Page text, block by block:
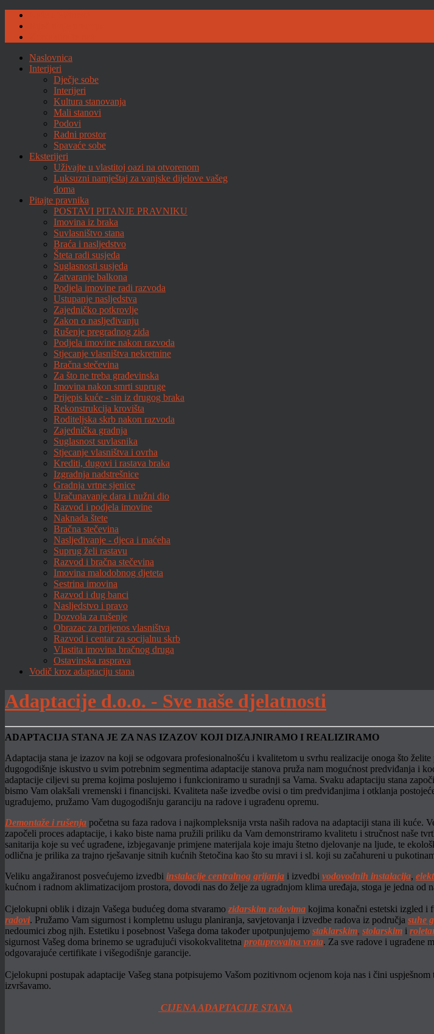
Naslovnica
Interijeri
Dječje sobe
Interijeri
Kultura stanovanja
Mali stanovi
Podovi
Radni prostor
Spavaće sobe
Eksterijeri
Uživajte u vlastitoj oazi na otvorenom
Luksuzni namještaj za vanjske dijelove vašeg
doma
Pitajte pravnika
POSTAVI PITANJE PRAVNIKU
Imovina iz braka
Suvlasništvo stana
Braća i nasljedstvo
Šteta radi susjeda
Suglasnosti susjeda
Zatvaranje balkona
Podjela imovine radi razvoda
Ustupanje nasljedstva
Zajedničko potkrovlje
Zakon o nasljeđivanju
Rušenje pregradnog zida
Podjela imovine nakon razvoda
Stjecanje vlasništva nekretnine
Bračna stečevina
Za što ne treba građevinska
Imovina nakon smrti supruge
Prijepis kuće - sin iz drugog braka
Rekonstrukcija krovišta
Roditeljska skrb nakon razvoda
Zajednička gradnja
Suglasnost suvlasnika
Stjecanje vlasništva i ovrha
Krediti, dugovi i rastava braka
Izgradnja nadstrešnice
Gradnja vrtne sjenice
Uračunavanje dara i nužni dio
Razvod i podjela imovine
Naknada štete
Bračna stečevina
Nasljeđivanje - djeca i maćeha
Suprug želi rastavu
Razvod i bračna stečevina
Imovina malodobnog djeteta
Sestrina imovina
Razvod i dug banci
Nasljedstvo i pravo
Dozvola za rušenje
Obrazac za prijenos vlasništva
Razvod i centar za socijalnu skrb
Vlastita imovina bračnog druga
Ostavinska rasprava
Vodič kroz adaptaciju stana
Adaptacije d.o.o. - Sve naše djelatnosti
ADAPTACIJA STANA JE ZA NAS IZAZOV KOJI DIZAJNIRAMO I REALIZIRAMO
Adaptacija stana je izazov na koji se odgovara profesionalnošću i kvalitetom u svrhu realizacije onoga što
dugogodišnje iskustvo u svim potrebnim segmentima adaptacije stanova pruža nam mogućnost predviđanja
adaptacije ciljevi su prema kojima poslujemo i funkcioniramo u suradnji sa Vama. Svaku adaptaciju stana
bismo Vam olakšali vremenski i financijski. Kvaliteta naše izvedbe ovisi o tim predviđanjima i otklanja
ugrađujemo, pružamo Vam dugogodišnju garanciju na radove i ugrađenu opremu.
Demontaže i rušenja početna su faza radova i najkompleksnija vrsta naših radova na adaptaciji stana ili
započeli proces adaptacije, i kako biste nama pružili priliku da Vam demonstriramo kvalitetu i stručnost naše
sanitarija koje su već ugrađene, izbjegavanje primjene materijala koje imaju štetno djelovanje na ljude, te
odlična je prilika za trajno rješavanje sitnih kućnih štetočina kao što su mravi i sl. koji su začahureni u
Veliku angažiranost posvećujemo izvedbi instalacije centralnog grijanja i izvedbi vodovodnih instalacija,
kućnom i radnom aklimatizacijom prostora, dovodi nas do želje za ugradnjom klima uređaja, stoga je jedna od
Cjelokupni oblik i dizajn Vašega budućeg doma stvaramo zidarskim radovima kojima konačni estetski izgled i
radovi. Pružamo Vam sigurnost i kompletnu uslugu planiranja, savjetovanja i izvedbe radova iz područja suhe
nedoumici zbog njih. Estetiku i posebnost Vašega doma također upotpunjujemo staklarskim, stolarskim i
sigurnost Vašeg doma brinemo se ugrađujući visokokvalitetna protuprovalna vrata. Za sve radove i ugrađene
odgovarajuće certifikate i višegodišnje garancije.
Cjelokupni postupak adaptacije Vašeg stana potpisujemo Vašom pozitivnom ocjenom koja nas i čini
izvršavamo.
CIJENA ADAPTACIJE STANA